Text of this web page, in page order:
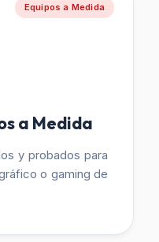
Equipos a Medida
a Medida
y probados para
o gaming de